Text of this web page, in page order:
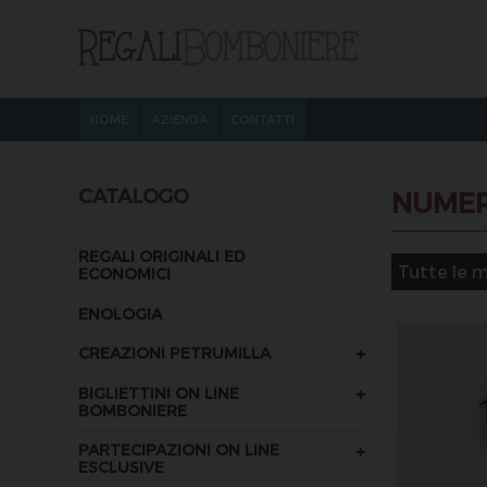
CATALOGO
REGALI ORIGINALI ED
ECONOMICI
ENOLOGIA
CREAZIONI PETRUMILLA +
BIGLIETTINI ON LINE
BOMBONIERE
+
PARTECIPAZIONI ON LINE
ESCLUSIVE
+